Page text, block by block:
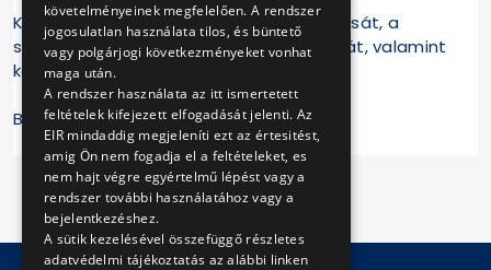
Köszönjük Főpolgármester úr támogatását, a
szakszervezetek konstruktív hozzáállását, valamint
kollégáink türelmét!
BKV Zrt.
követelményeinek megfelelően. A rendszer
jogosulatlan használata tilos, és büntető
vagy polgárjogi következményeket vonhat
maga után.
A rendszer használata az itt ismertetett
feltételek kifejezett elfogadását jelenti. Az
EIR mindaddig megjeleníti ezt az értesitést,
amig Ön nem fogadja el a feltételeket, es
nem hajt végre egyértelmű lépést vagy a
rendszer további használatához vagy a
bejelentkezéshez.
A sütik kezelésével összefüggő részletes
adatvédelmi tájékoztatás az alábbi linken